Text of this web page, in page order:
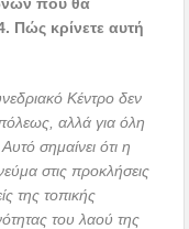
Πώς κρίνετε αυτή
Κέντρο δεν
αλλά για όλη
σημαίνει ότι η
στις προκλήσεις
της τοπικής
του λαού της